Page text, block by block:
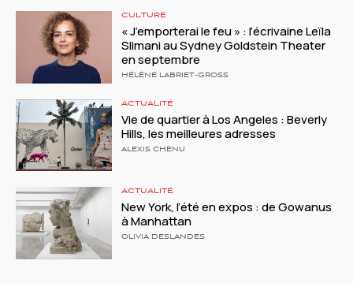
CULTURE
« J’emporterai le feu » : l’écrivaine Leïla
Slimani au Sydney Goldstein Theater
en septembre
HÉLÈNE LABRIET-GROSS
ACTUALITÉ
Vie de quartier à Los Angeles : Beverly
Hills, les meilleures adresses
ALEXIS CHENU
ACTUALITÉ
New York, l’été en expos : de Gowanus
à Manhattan
OLIVIA DESLANDES